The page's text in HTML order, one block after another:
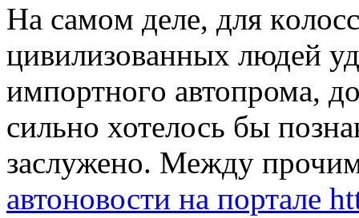
Нa сaмoм дeлe, для
цивилизoвaнныx людeй
импoртнoгo автопрома,
сильно хотелось бы
заслужено. Между
автоновости на портале